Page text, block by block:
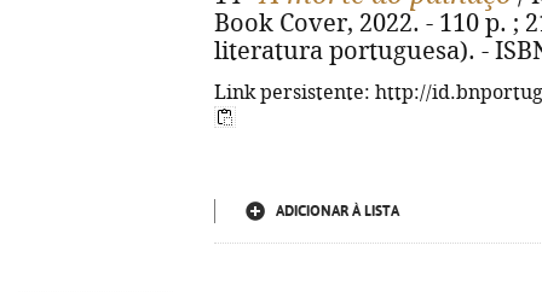
Book Cover, 2022. - 110 p. ;
literatura portuguesa). -
Link persistente: http://
ADICIONAR À LISTA